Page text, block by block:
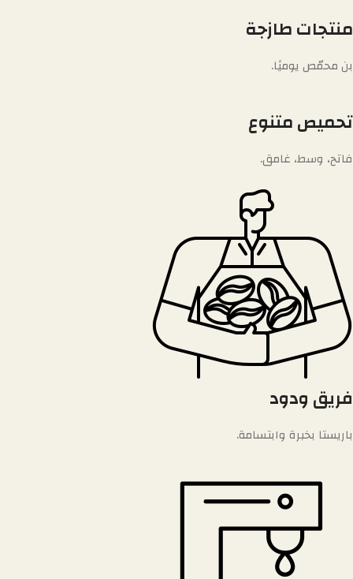
منتجات طازجة
بن محمّص يوميًا.
تحميص متنوع
فاتح، وسط، غامق.
فريق ودود
باريستا بخبرة وابتسامة.